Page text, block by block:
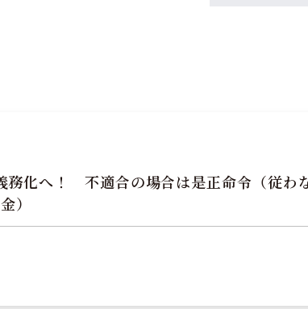
務化へ！ 不適合の場合は是正命令（従わ
）